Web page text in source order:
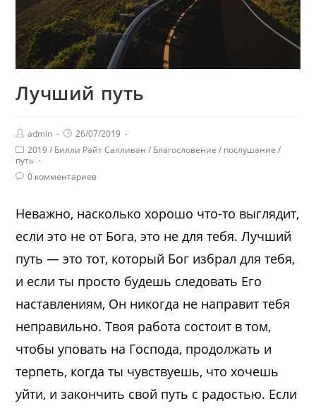
Лучший путь
admin
26/07/2019
2019 / Билли Райт Салливан / Благословение / послушание /
путь
0 комментариев
Неважно, насколько хорошо что-то выглядит,
если это не от Бога, это не для тебя. Лучший
путь — это тот, который Бог избрал для тебя,
и если ты просто будешь следовать Его
наставлениям, Он никогда не направит тебя
неправильно. Твоя работа состоит в том,
чтобы уповать на Господа, продолжать и
терпеть, когда ты чувствуешь, что хочешь
уйти, и закончить свой путь с радостью. Если